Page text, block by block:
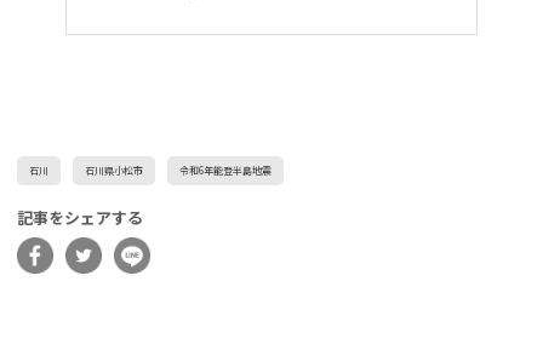
石川 石川県小松市 令和6年能登半島地震
記事をシェアする